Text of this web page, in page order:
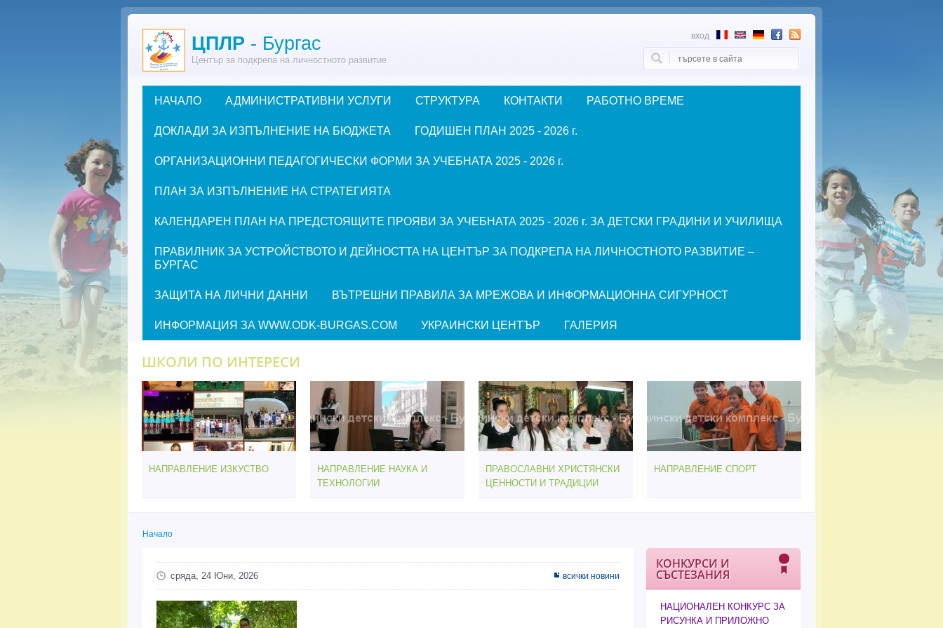
Премини към основното съдържание
ЦПЛР - Бургас
Център за подкрепа на личностното развитие
вход
Форма за търсене
Основно меню
НАЧАЛО АДМИНИСТРАТИВНИ УСЛУГИ СТРУКТУРА КОНТАКТИ РАБОТНО ВРЕМЕ
ДОКЛАДИ ЗА ИЗПЪЛНЕНИЕ НА БЮДЖЕТА ГОДИШЕН ПЛАН 2025 - 2026 г.
ОРГАНИЗАЦИОННИ ПЕДАГОГИЧЕСКИ ФОРМИ ЗА УЧЕБНАТА 2025 - 2026 г.
ПЛАН ЗА ИЗПЪЛНЕНИЕ НА СТРАТЕГИЯТА
КАЛЕНДАРЕН ПЛАН НА ПРЕДСТОЯЩИТЕ ПРОЯВИ ЗА УЧЕБНАТА 2025 - 2026 г. ЗА ДЕТСКИ ГРАДИНИ И УЧИЛИЩА
ПРАВИЛНИК ЗА УСТРОЙСТВОТО И ДЕЙНОСТТА НА ЦЕНТЪР ЗА ПОДКРЕПА НА ЛИЧНОСТНОТО РАЗВИТИЕ –
БУРГАС
ЗАЩИТА НА ЛИЧНИ ДАННИ ВЪТРЕШНИ ПРАВИЛА ЗА МРЕЖОВА И ИНФОРМАЦИОННА СИГУРНОСТ
ИНФОРМАЦИЯ ЗА WWW.ODK-BURGAS.COM УКРАИНСКИ ЦЕНТЪР ГАЛЕРИЯ
ШКОЛИ ПО ИНТЕРЕСИ
НАПРАВЛЕНИЕ ИЗКУСТВО
НАПРАВЛЕНИЕ НАУКА И
ТЕХНОЛОГИИ
ПРАВОСЛАВНИ ХРИСТЯНСКИ
ЦЕННОСТИ И ТРАДИЦИИ
НАПРАВЛЕНИЕ СПОРТ
Начало
сряда, 24 Юни, 2026 всички новини
КОНКУРСИ И
СЪСТЕЗАНИЯ
НАЦИОНАЛЕН КОНКУРС ЗА
РИСУНКА И ПРИЛОЖНО